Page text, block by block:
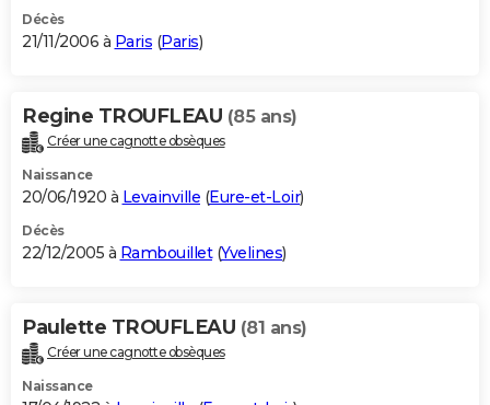
Décès
21/11/2006 à Paris (Paris)
Regine TROUFLEAU (85 ans)
Créer une cagnotte obsèques
Naissance
20/06/1920 à Levainville (Eure-et-Loir)
Décès
22/12/2005 à Rambouillet(Yvelines)
Paulette TROUFLEAU (81 ans)
Créer une cagnotte obsèques
Naissance